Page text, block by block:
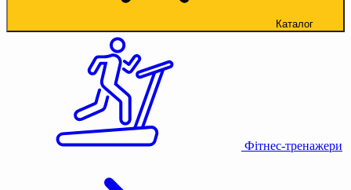
Каталог
Фітнес-тренажери